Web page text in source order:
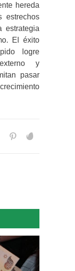
hereda
estrechos
estrategia
El éxito
logre
y
pasar